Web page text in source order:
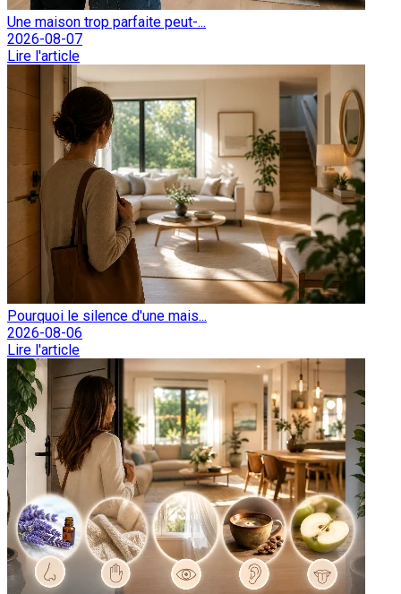
Une maison trop parfaite peut-...
2026-08-07
Lire l'article
Pourquoi le silence d'une mais...
2026-08-06
Lire l'article